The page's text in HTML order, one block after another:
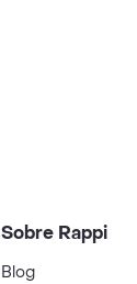
Sobre Rappi
Blog